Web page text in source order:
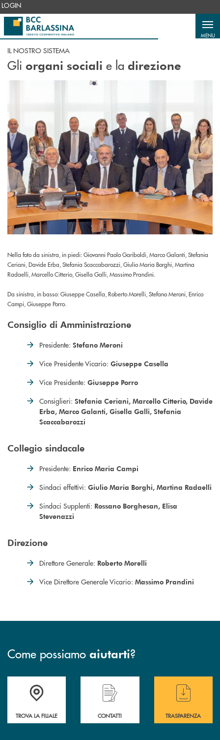
Salta al contenuto principale
LOGIN
MENU
IL NOSTRO SISTEMA
Gli organi sociali e la direzione
Nella foto da sinistra, in piedi: Giovanni Paolo Gariboldi, Marco Galanti, Stefania
Ceriani, Davide Erba, Stefania Scaccabarozzi, Giulio Maria Borghi, Martina
Radaelli, Marcello Citterio, Gisella Galli, Massimo Prandini.
Da sinistra, in basso: Giuseppe Casella, Roberto Morelli, Stefano Meroni, Enrico
Campi, Giuseppe Porro.
Consiglio di Amministrazione
Presidente: Stefano Meroni
Vice Presidente Vicario: Giuseppe Casella
Vice Presidente: Giuseppe Porro
Consiglieri: Stefania Ceriani, Marcello Citterio, Davide
Erba, Marco Galanti, Gisella Galli, Stefania
Scaccabarozzi
Collegio sindacale
Presidente: Enrico Maria Campi
Sindaci effettivi: Giulio Maria Borghi, Martina Radaelli
Sindaci Supplenti: Rossano Borghesan, Elisa
Stevenazzi
Direzione
Direttore Generale: Roberto Morelli
Vice Direttore Generale Vicario: Massimo Prandini
Come possiamo aiutarti?
Accedi all' elenco completo delle filiali di BCC Barlassina.
TROVA LA FILIALE
Hai bisogno di assistenza immediata ?
CONTATTI
Hai bisogno di
TRASPARENZA